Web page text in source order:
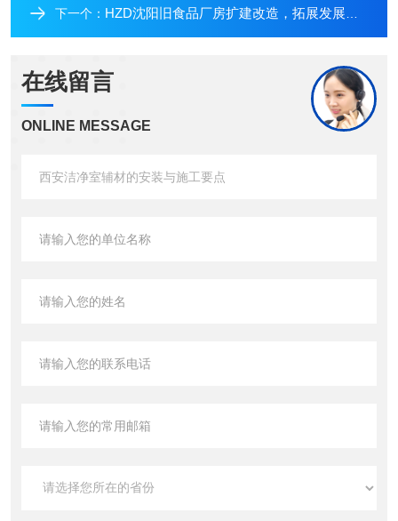
下一个： HZD沈阳旧食品厂房扩建改造，拓展发展新篇
在线留言
ONLINE MESSAGE